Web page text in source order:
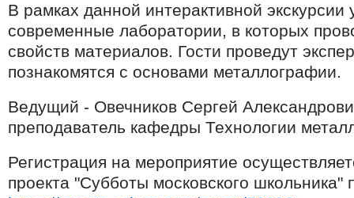
В рамках данной интерактивной экскурсии
современные лаборатории, в которых
свойств материалов. Гости проведут
познакомятся с основами металлографии.
Ведущий - Овечников Сергей
преподаватель кафедры Технологии
Регистрация на мероприятие
проекта "Субботы московского школьника"